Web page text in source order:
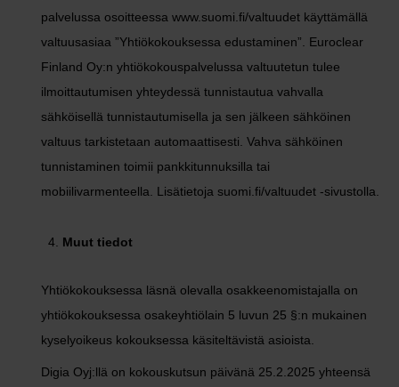
palvelussa osoitteessa www.suomi.fi/valtuudet käyttämällä
valtuusasiaa ”Yhtiökokouksessa edustaminen”. Euroclear
Finland Oy:n yhtiökokouspalvelussa valtuutetun tulee
ilmoittautumisen yhteydessä tunnistautua vahvalla
sähköisellä tunnistautumisella ja sen jälkeen sähköinen
valtuus tarkistetaan automaattisesti. Vahva sähköinen
tunnistaminen toimii pankkitunnuksilla tai
mobiilivarmenteella. Lisätietoja suomi.fi/valtuudet -sivustolla.
Muut tiedot
Yhtiökokouksessa läsnä olevalla osakkeenomistajalla on
yhtiökokouksessa osakeyhtiölain 5 luvun 25 §:n mukainen
kyselyoikeus kokouksessa käsiteltävistä asioista.
Digia Oyj:llä on kokouskutsun päivänä 25.2.2025 yhteensä